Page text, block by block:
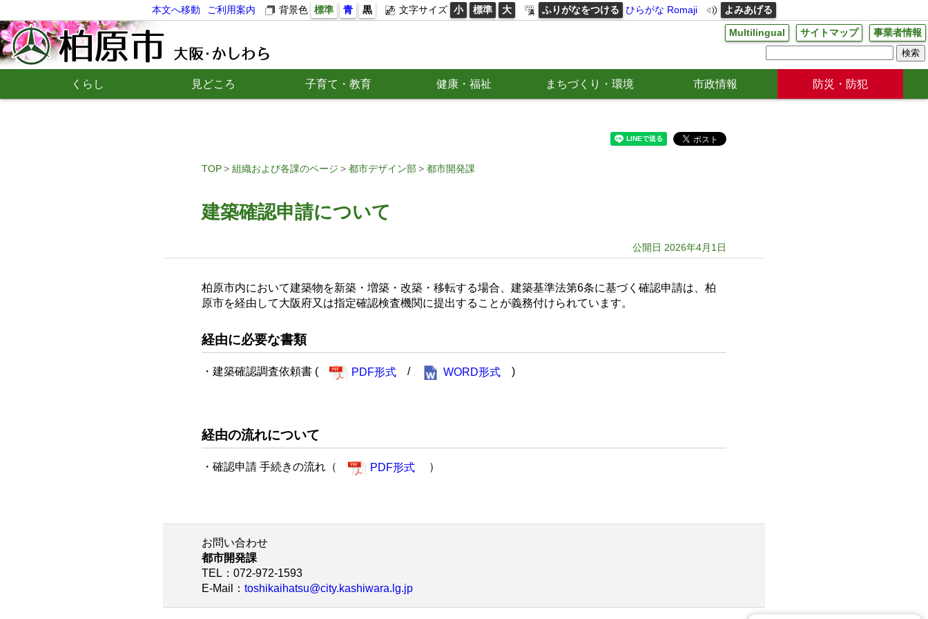
本文へ移動 ご利用案内 背景色 標準 青 黒 文字サイズ 小 標準 大 ふりがなをつける ひらがな Romaji よみあげる
Multilingual サイトマップ 事業者情報
くらし 見どころ 子育て・教育 健康・福祉 まちづくり・環境 市政情報 防災・防犯
TOP 組織および各課のページ 都市デザイン部 都市開発課
建築確認申請について
公開日 2026年4月1日
柏原市内において建築物を新築・増築・改築・移転する場合、建築基準法第6条に基づく確認申請は、柏
原市を経由して大阪府又は指定確認検査機関に提出することが義務付けられています。
経由に必要な書類
・建築確認調査依頼書 ( PDF形式 / WORD形式 )
経由の流れについて
・確認申請 手続きの流れ（ PDF形式 ）
お問い合わせ
都市開発課
TEL ：072-972-1593
E-Mail
： toshikaihatsu@city.kashiwara.lg.jp